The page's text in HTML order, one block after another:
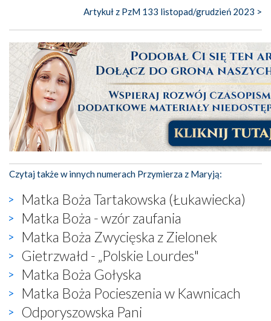
Artykuł z PzM 133 listopad/grudzień 2023 >
Czytaj także w innych numerach Przymierza z Maryją:
Matka Boża Tartakowska (Łukawiecka)
Matka Boża - wzór zaufania
Matka Boża Zwycięska z Zielonek
Gietrzwałd - „Polskie Lourdes"
Matka Boża Gołyska
Matka Boża Pocieszenia w Kawnicach
Odporyszowska Pani